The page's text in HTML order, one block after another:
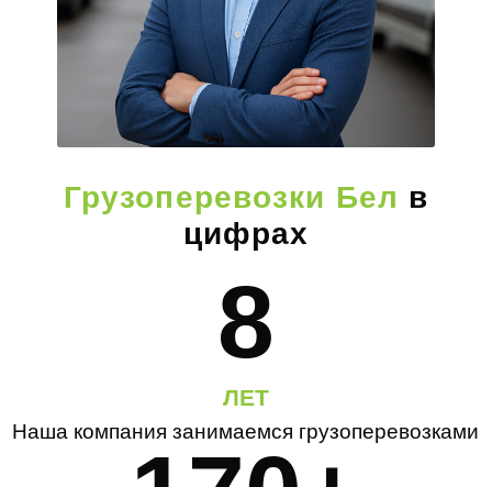
Грузоперевозки Бел в
цифрах
8
ЛЕТ
Наша компания занимаемся грузоперевозками